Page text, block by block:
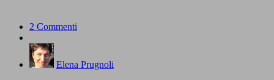
2 Commenti
Elena Prugnoli